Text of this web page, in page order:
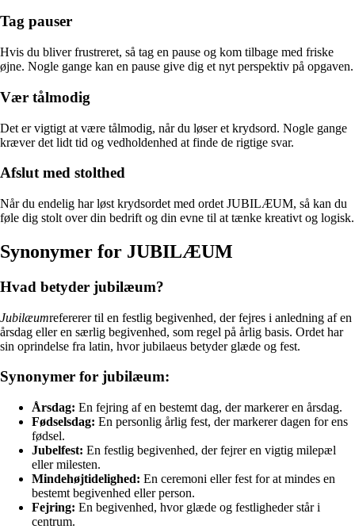
Tag pauser
Hvis du bliver frustreret, så tag en pause og kom tilbage med friske
øjne. Nogle gange kan en pause give dig et nyt perspektiv på opgaven.
Vær tålmodig
Det er vigtigt at være tålmodig, når du løser et krydsord. Nogle gange
kræver det lidt tid og vedholdenhed at finde de rigtige svar.
Afslut med stolthed
Når du endelig har løst krydsordet med ordet JUBILÆUM, så kan du
føle dig stolt over din bedrift og din evne til at tænke kreativt og logisk.
Synonymer for JUBILÆUM
Hvad betyder jubilæum?
Jubilæumrefererer til en festlig begivenhed, der fejres i anledning af en
årsdag eller en særlig begivenhed, som regel på årlig basis. Ordet har
sin oprindelse fra latin, hvor jubilaeus betyder glæde og fest.
Synonymer for jubilæum:
Årsdag: En fejring af en bestemt dag, der markerer en årsdag.
Fødselsdag: En personlig årlig fest, der markerer dagen for ens
fødsel.
Jubelfest: En festlig begivenhed, der fejrer en vigtig milepæl
eller milesten.
Mindehøjtidelighed: En ceremoni eller fest for at mindes en
bestemt begivenhed eller person.
Fejring: En begivenhed, hvor glæde og festligheder står i
centrum.